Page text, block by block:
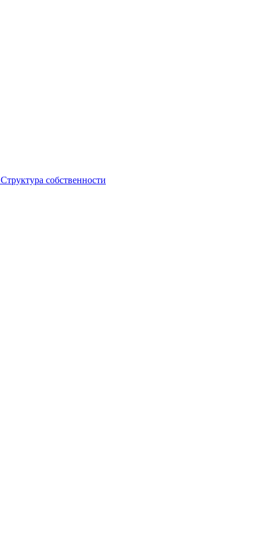
Структура собственности